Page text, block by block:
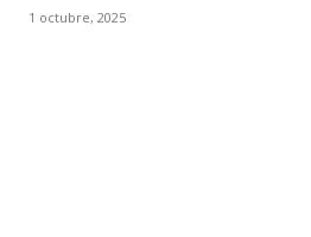
1 octubre, 2025